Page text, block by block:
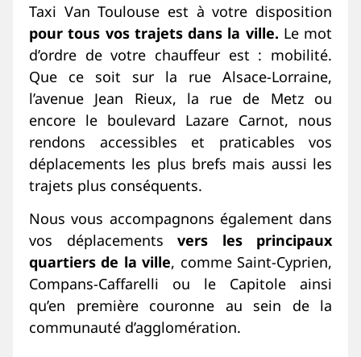
Taxi Van Toulouse est à votre disposition
pour tous vos trajets dans la ville. Le mot
d’ordre de votre chauffeur est : mobilité.
Que ce soit sur la rue Alsace-Lorraine,
l’avenue Jean Rieux, la rue de Metz ou
encore le boulevard Lazare Carnot, nous
rendons accessibles et praticables vos
déplacements les plus brefs mais aussi les
trajets plus conséquents.
Nous vous accompagnons également dans
vos déplacements vers les principaux
quartiers de la ville, comme Saint-Cyprien,
Compans-Caffarelli ou le Capitole ainsi
qu’en première couronne au sein de la
communauté d’agglomération.